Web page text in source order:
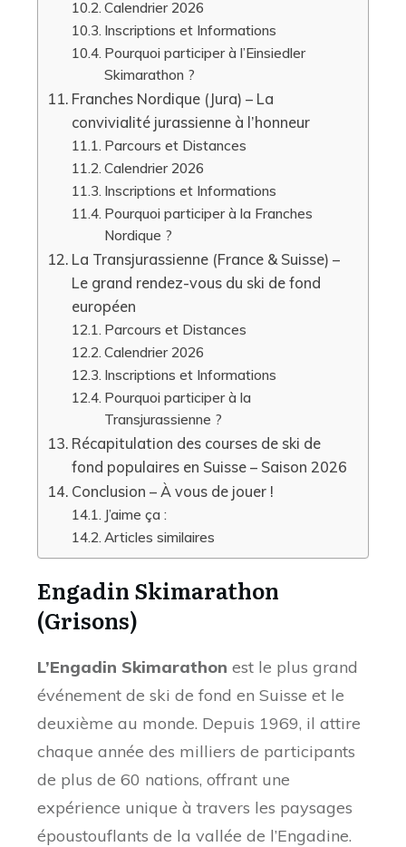
Calendrier 2026
Inscriptions et Informations
Pourquoi participer à l’Einsiedler
Skimarathon ?
Franches Nordique (Jura) – La
convivialité jurassienne à l’honneur
Parcours et Distances
Calendrier 2026
Inscriptions et Informations
Pourquoi participer à la Franches
Nordique ?
La Transjurassienne (France & Suisse) –
Le grand rendez-vous du ski de fond
européen
Parcours et Distances
Calendrier 2026
Inscriptions et Informations
Pourquoi participer à la
Transjurassienne ?
Récapitulation des courses de ski de
fond populaires en Suisse – Saison 2026
Conclusion – À vous de jouer !
J’aime ça :
Articles similaires
Engadin Skimarathon
(Grisons)
L’Engadin Skimarathon est le plus grand
événement de ski de fond en Suisse et le
deuxième au monde. Depuis 1969, il attire
chaque année des milliers de participants
de plus de 60 nations, offrant une
expérience unique à travers les paysages
époustouflants de la vallée de l’Engadine.